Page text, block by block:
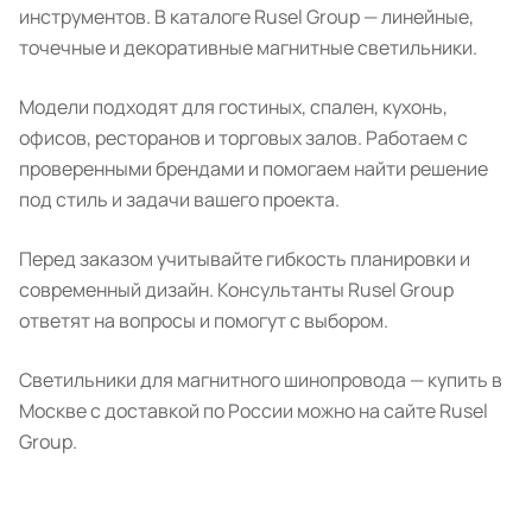
инструментов. В каталоге Rusel Group — линейные,
точечные и декоративные магнитные светильники.
Модели подходят для гостиных, спален, кухонь,
офисов, ресторанов и торговых залов. Работаем с
проверенными брендами и помогаем найти решение
под стиль и задачи вашего проекта.
Перед заказом учитывайте гибкость планировки и
современный дизайн. Консультанты Rusel Group
ответят на вопросы и помогут с выбором.
Светильники для магнитного шинопровода — купить в
Москве с доставкой по России можно на сайте Rusel
Group.